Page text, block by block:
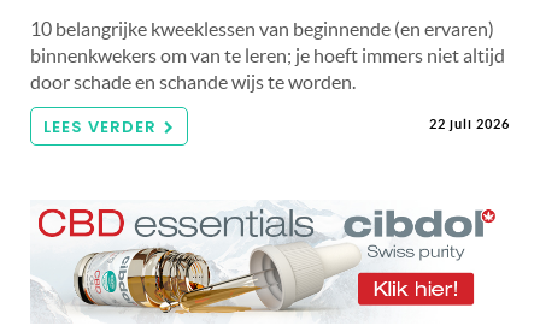
10 belangrijke kweeklessen van beginnende (en ervaren)
binnenkwekers om van te leren; je hoeft immers niet altijd
door schade en schande wijs te worden.
LEES VERDER 22 juli 2026